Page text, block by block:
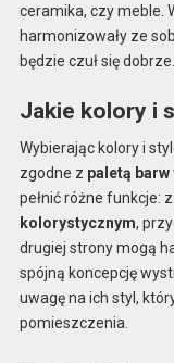
ceramika, czy meble.
harmonizowały ze
będzie czuł się dobrze.
Jakie kolory i
Wybierając kolory i
zgodne z paletą barw
pełnić różne funkcje:
kolorystycznym,
drugiej strony mogą
spójną koncepcję
uwagę na ich styl,
pomieszczenia.